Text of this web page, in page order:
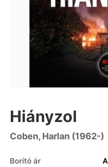
Hiányzol
Coben, Harlan (1962-)
Borító ár